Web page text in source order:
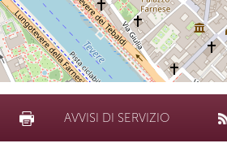
AVVISI DI SERVIZIO